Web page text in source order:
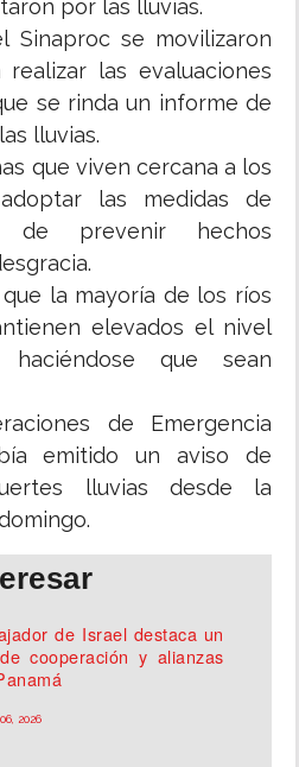
por las lluvias.
Sinaproc se movilizaron
las evaluaciones
se rinda un informe de
lluvias.
que viven cercana a los
las medidas de
prevenir hechos
la mayoría de los ríos
elevados el nivel
que sean
de Emergencia
emitido un aviso de
lluvias desde la
de Israel destaca un
cooperación y alianzas
2026